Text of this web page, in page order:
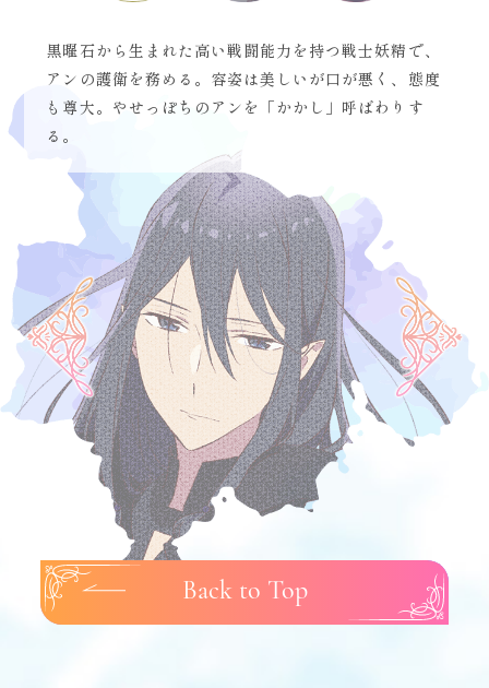
黒曜石から生まれた高い戦闘能力を持つ戦士妖精で、
アンの護衛を務める。容姿は美しいが口が悪く、態度
も尊大。やせっぽちのアンを「かかし」呼ばわりす
る。
Back to Top